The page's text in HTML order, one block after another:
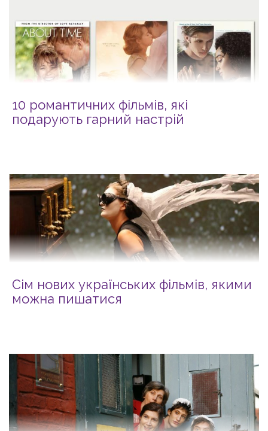
10 романтичних фільмів, які
подарують гарний настрій
Сім нових українських фільмів, якими
можна пишатися